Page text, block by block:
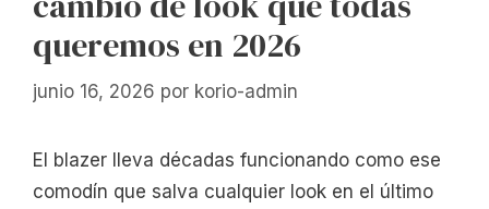
queremos en 2026
junio 16, 2026 por korio-admin
El blazer lleva décadas funcionando como ese
comodín que salva cualquier look en el último